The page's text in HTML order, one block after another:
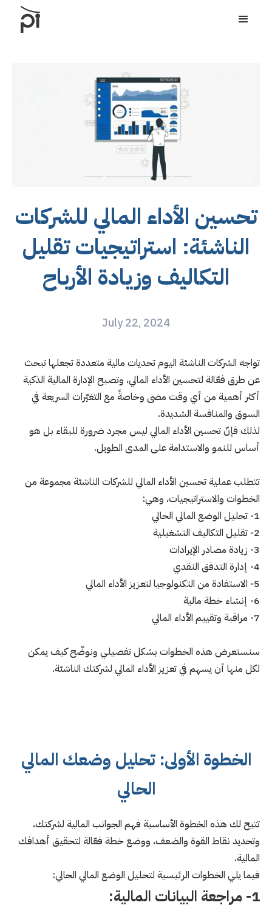
تحسين الأداء المالي للشركات
الناشئة: استراتيجيات تقليل
التكاليف وزيادة الأرباح
July 22, 2024
تواجه الشركات الناشئة اليوم تحديات مالية متعددة تجعلها تبحث
عن طرق فعّالة لتحسين الأداء المالي، وتصبح الإدارة المالية الذكية
أكثر أهمية من أي وقت مضى وخاصةً مع التغيّرات السريعة في
السوق والمنافسة الشديدة.
لذلك فإنّ تحسين الأداء المالي ليس مجرد ضرورة للبقاء بل هو
أساس للنمو والاستدامة على المدى الطويل.
تتطلب عملية تحسين الأداء المالي للشركات الناشئة مجموعة من
الخطوات والاستراتيجيات، وهي:
1- تحليل الوضع المالي الحالي
2- تقليل التكاليف التشغيلية
3- زيادة مصادر الإيرادات
4- إدارة التدفق النقدي
5- الاستفادة من التكنولوجيا لتعزيز الأداء المالي
6- إنشاء خطة مالية
7- مراقبة وتقييم الأداء المالي
سنستعرض هذه الخطوات بشكل تفصيلي ونوضّح كيف يمكن
لكل منها أن يسهم في تعزيز الأداء المالي لشركتك الناشئة.
الخطوة الأولى: تحليل وضعك المالي
الحالي
تتيح لك هذه الخطوة الأساسية فهم الجوانب المالية لشركتك،
وتحديد نقاط القوة والضعف، ووضع خطة فعّالة لتحقيق أهدافك
المالية.
فيما يلي الخطوات الرئيسية لتحليل الوضع المالي الحالي:
1- مراجعة البيانات المالية: